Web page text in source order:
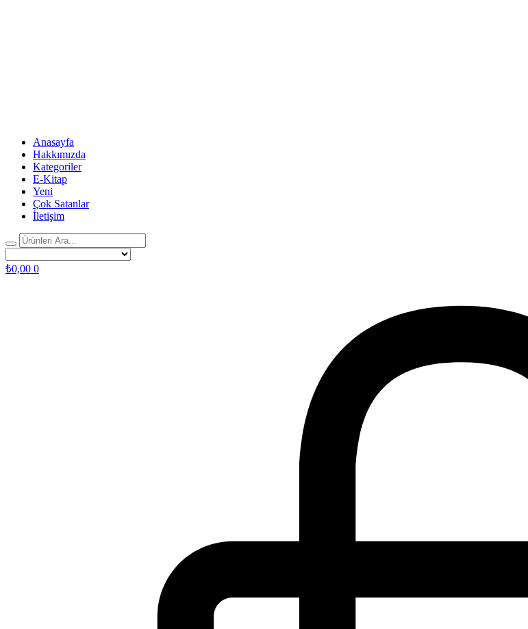
Anasayfa
Hakkımızda
Kategoriler
E-Kitap
Yeni
Çok Satanlar
İletişim
₺0,00 0